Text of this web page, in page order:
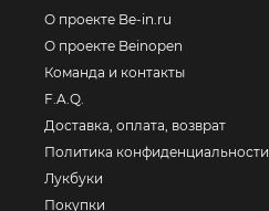
О проекте Be-in.ru
О проекте Beinopen
Команда и контакты
F.A.Q.
Доставка, оплата, возврат
Политика конфиденциальности
Лукбуки
Покупки